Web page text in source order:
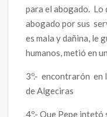
para el abogado. Lo
abogado por sus
es mala y dañina, le
humanos, metió en
3º.- encontrarón en
de Algeciras
4º.- Que Pepe